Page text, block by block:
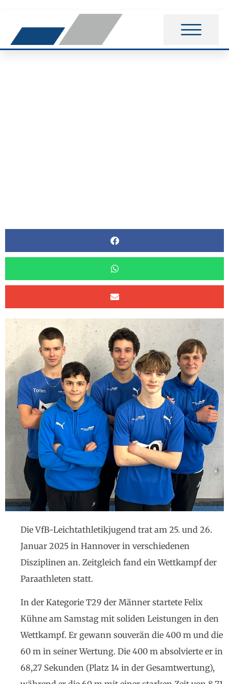
Die VfB-Leichtathletikjugend trat am 25. und 26.
Januar 2025 in Hannover in verschiedenen
Disziplinen an. Zeitgleich fand ein Wettkampf der
Paraathleten statt.
In der Kategorie T29 der Männer startete Felix
Kühne am Samstag mit soliden Leistungen in den
Wettkampf. Er gewann souverän die 400 m und die
60 m in seiner Wertung. Die 400 m absolvierte er in
68,27 Sekunden (Platz 14 in der Gesamtwertung),